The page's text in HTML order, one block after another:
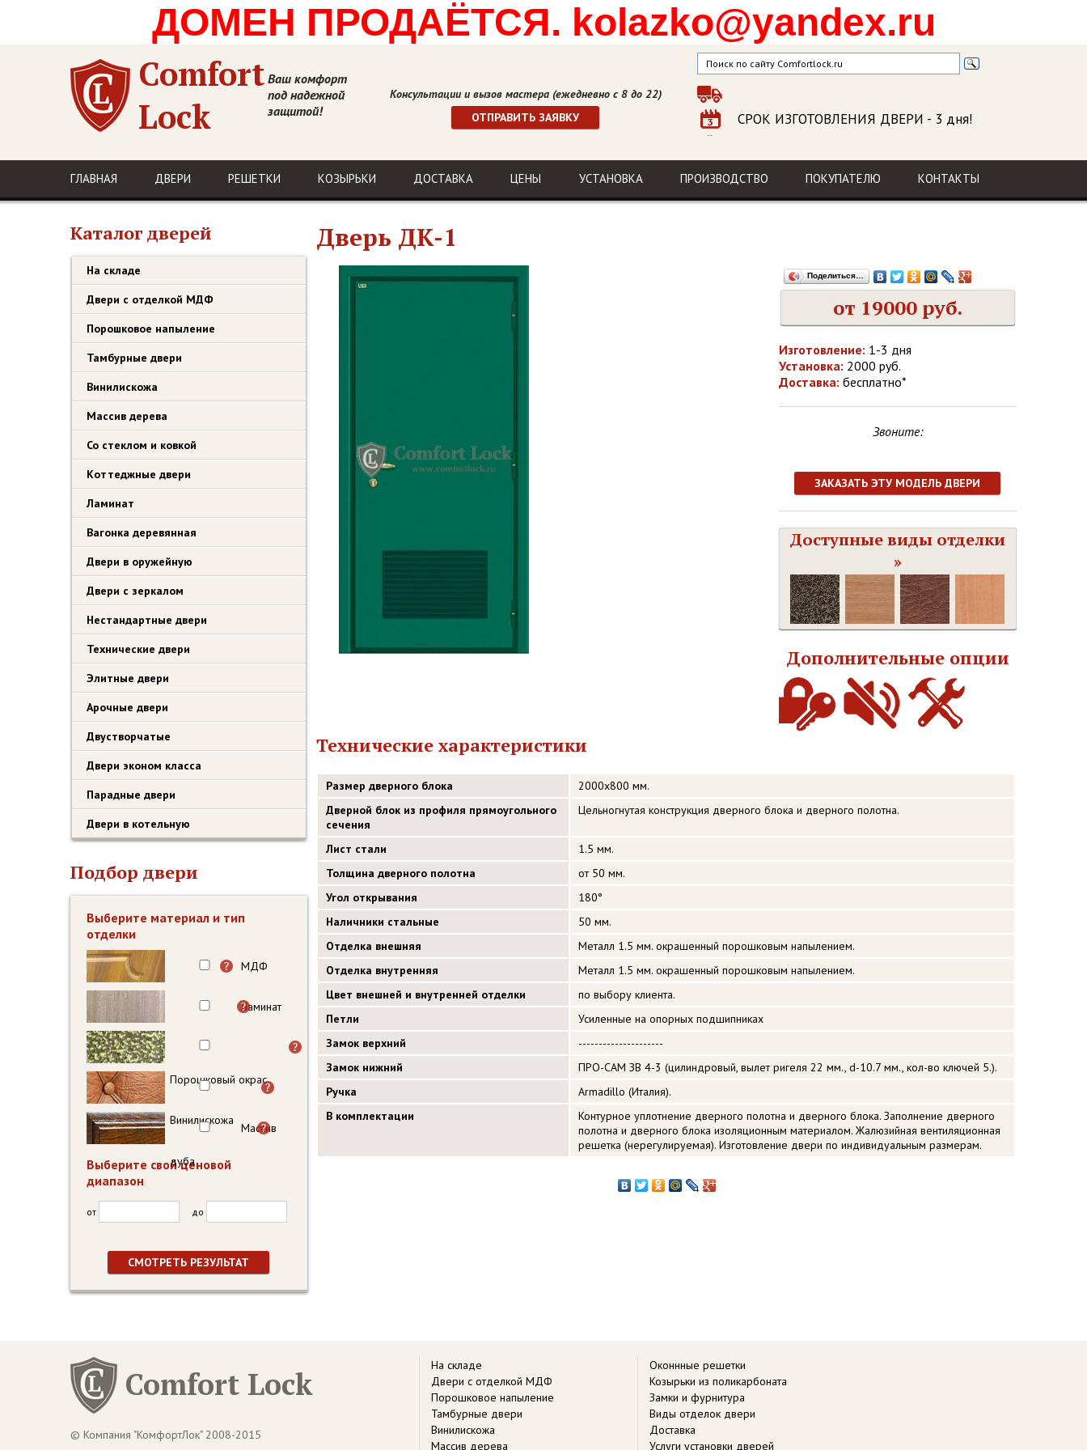
ДОМЕН ПРОДАЁТСЯ. kolazko@yandex.ru
Comfort
Lock
Ваш комфорт
под надежной
защитой!
Консультации и вызов мастера (ежедневно с 8 до 22)
ОТПРАВИТЬ ЗАЯВКУ
СРОК ИЗГОТОВЛЕНИЯ ДВЕРИ - 3 дня!
ГЛАВНАЯ ДВЕРИ РЕШЕТКИ КОЗЫРЬКИ ДОСТАВКА ЦЕНЫ УСТАНОВКА ПРОИЗВОДСТВО ПОКУПАТЕЛЮ КОНТАКТЫ
Дверь ДК-1
Поделиться…
от 19000 руб.
Изготовление: 1-3 дня
Установка: 2000 руб.
Доставка: бесплатно*
Звоните:
ЗАКАЗАТЬ ЭТУ МОДЕЛЬ ДВЕРИ
Доступные виды отделки
»
Дополнительные опции
Технические характеристики
Размер дверного блока
2000х800 мм.
Дверной блок из профиля прямоугольного
сечения
Цельногнутая конструкция дверного блока и дверного полотна.
Лист стали
1.5 мм.
Толщина дверного полотна
от 50 мм.
Угол открывания
180°
Наличники стальные
50 мм.
Отделка внешняя
Металл 1.5 мм. окрашенный порошковым напылением.
Отделка внутренняя
Металл 1.5 мм. окрашенный порошковым напылением.
Цвет внешней и внутренней отделки
по выбору клиента.
Петли
Усиленные на опорных подшипниках
Замок верхний
---------------------
Замок нижний
ПРО-САМ ЗВ 4-3 (цилиндровый, вылет ригеля 22 мм., d-10.7 мм., кол-во ключей 5.).
Ручка
Armadillo (Италия).
В комплектации
Контурное уплотнение дверного полотна и дверного блока. Заполнение дверного
полотна и дверного блока изоляционным материалом. Жалюзийная вентиляционная
решетка (нерегулируемая). Изготовление двери по индивидуальным размерам.
Каталог дверей
На складе
Двери с отделкой МДФ
Порошковое напыление
Тамбурные двери
Винилискожа
Массив дерева
Со стеклом и ковкой
Коттеджные двери
Ламинат
Вагонка деревянная
Двери в оружейную
Двери с зеркалом
Нестандартные двери
Технические двери
Элитные двери
Арочные двери
Двустворчатые
Двери эконом класса
Парадные двери
Двери в котельную
Подбор двери
Выберите материал и тип
отделки
МДФ
Ламинат
Порошковый окрас
Винилискожа
Массив
дуба
Выберите свой ценовой
диапазон
от до
Comfort Lock
© Компания "КомфортЛок" 2008-2015
На складе
Двери с отделкой МДФ
Порошковое напыление
Тамбурные двери
Винилискожа
Массив дерева
Оконнные решетки
Козырьки из поликарбоната
Замки и фурнитура
Виды отделок двери
Доставка
Услуги установки дверей